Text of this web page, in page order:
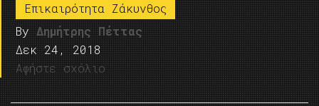
Επικαιρότητα Ζάκυνθος
By Δημήτρης Πέττας
Δεκ 24, 2018
Αφήστε σχόλιο